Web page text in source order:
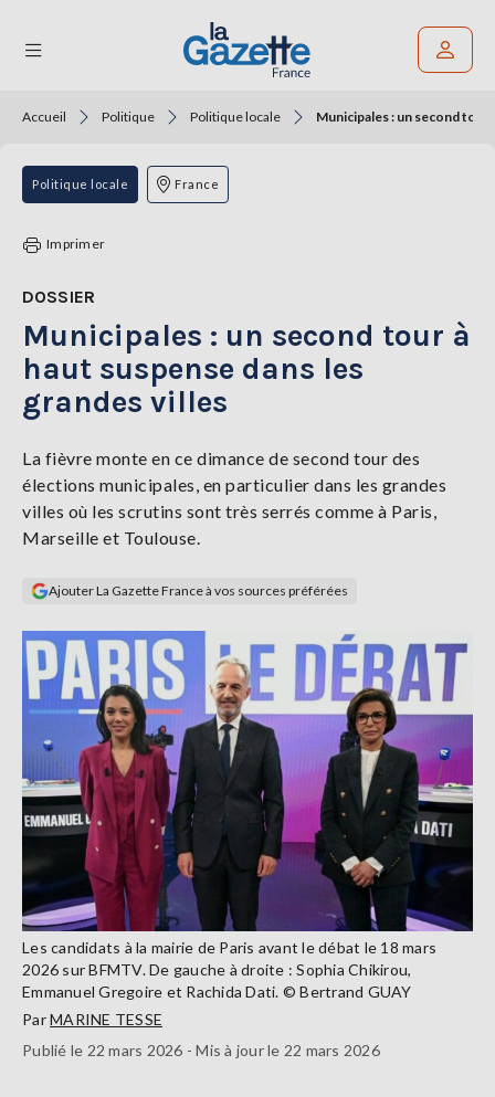
THÉMATIQUES
RÉGIONS
TENDANCES
SERVICES
LA
GAZETTE
Se
connecter
S'abonner
Accueil Politique Politique locale Municipales : un second tour
Politique locale France
Imprimer
DOSSIER
Municipales : un second tour à
haut suspense dans les
grandes villes
La fièvre monte en ce dimance de second tour des
élections municipales, en particulier dans les grandes
villes où les scrutins sont très serrés comme à Paris,
Marseille et Toulouse.
Ajouter La Gazette France à vos sources préférées
Les candidats à la mairie de Paris avant le débat le 18 mars
2026 sur BFMTV. De gauche à droite : Sophia Chikirou,
Emmanuel Gregoire et Rachida Dati. © Bertrand GUAY
ParMARINE TESSE
Publié le 22 mars 2026 - Mis à jour le 22 mars 2026